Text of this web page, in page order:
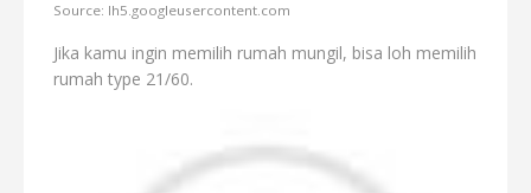
Source: lh5.googleusercontent.com
Jika kamu ingin memilih rumah mungil, bisa loh memilih
rumah type 21/60.